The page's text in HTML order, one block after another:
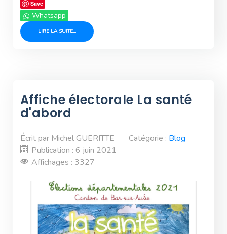
Save
Whatsapp
LIRE LA SUITE...
Affiche électorale La santé
d'abord
Écrit par Michel GUERITTE Catégorie : Blog
Publication : 6 juin 2021
Affichages : 3327